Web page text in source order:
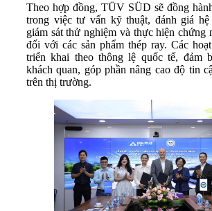
Theo hợp đồng, TÜV SÜD sẽ đồng
trong việc tư vấn kỹ thuật, đánh giá hệ
giám sát thử nghiệm và thực hiện chứng
đối với các sản phẩm thép ray. Các
triển khai theo thông lệ quốc tế, đảm
khách quan, góp phần nâng cao độ tin
trên thị trường.